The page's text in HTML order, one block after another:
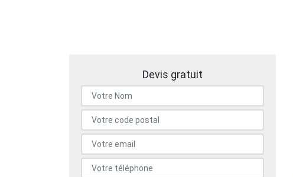
Devis gratuit